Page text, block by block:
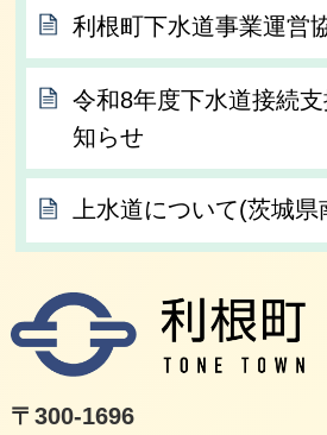
利根町下水道事業運営
令和8年度下水道接続
知らせ
上水道について(茨城県
〒300-1696